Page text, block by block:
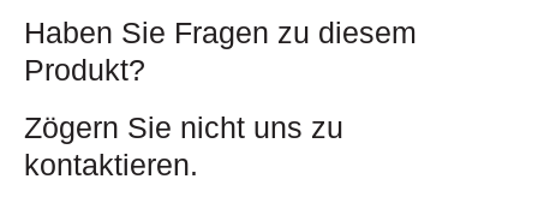
Haben Sie Fragen zu diesem
Produkt?
Zögern Sie nicht uns zu
kontaktieren.